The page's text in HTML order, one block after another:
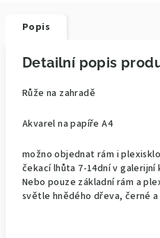
Popis
Detailní popis
Růže na zahradě
Akvarel na papíře A4
možno objednat rám i
čekací lhůta 7-14dní v galerijní
Nebo pouze základní rám a
světle hnědého dřeva, černé